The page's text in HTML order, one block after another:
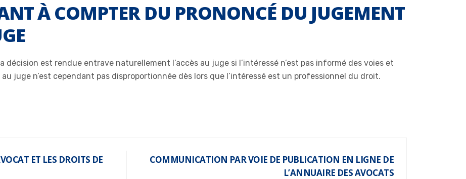
À COMPTER DU PRONONCÉ DU JUGEMENT
décision est rendue entrave naturellement l’accès au juge si l’intéressé n’est pas informé des voies et
juge n’est cependant pas disproportionnée dès lors que l’intéressé est un professionnel du droit.
ET LES DROITS DE
COMMUNICATION PAR VOIE DE PUBLICATION EN LIGNE DE
L’ANNUAIRE DES AVOCATS